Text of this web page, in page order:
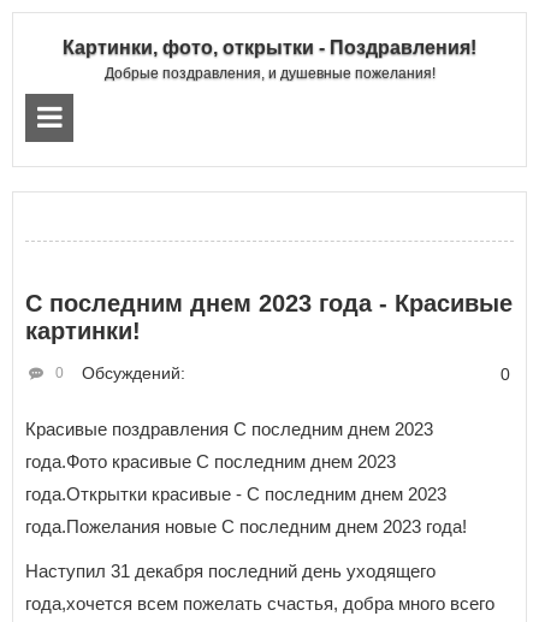
Картинки, фото, открытки - Поздравления!
Добрые поздравления, и душевные пожелания!
С последним днем 2023 года - Красивые
картинки!
Обсуждений:
0 0
Красивые поздравления С последним днем 2023
года.Фото красивые С последним днем 2023
года.Открытки красивые - С последним днем 2023
года.Пожелания новые С последним днем 2023 года!
Наступил 31 декабря последний день уходящего
года,хочется всем пожелать счастья, добра много всего